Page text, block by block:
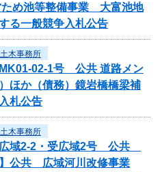
ため池等整備事業 大富池地
る一般競争入札公告
木事務所
MK01-02-1号 公共 道路メン
ほか（債務）鏡岩橋橋梁補
札公告
木事務所
広域2-2・受広域2号 公共
公共 広域河川改修事業